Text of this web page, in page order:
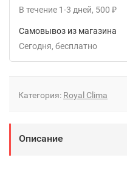
В течение 1-3 дней 500 ₽
Самовывоз из магазина
Сегодня
Бесплатно
Категория: Royal Clima
Описание